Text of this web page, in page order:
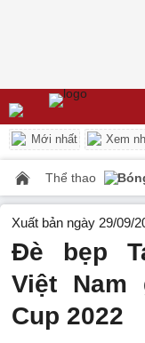
Mới nhất Xem
Thể thao
Xuất bản ngày 29/09/
Đè bẹp
Việt Nam
Cup 2022